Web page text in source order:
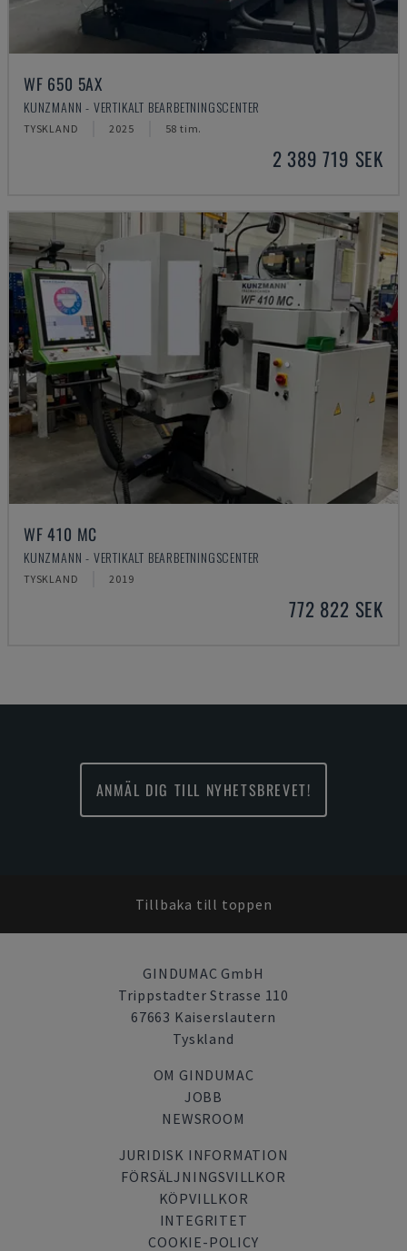
WF 650 5AX
KUNZMANN - VERTIKALT BEARBETNINGSCENTER
TYSKLAND 2025 58 tim.
2 389 719 SEK
WF 410 MC
KUNZMANN - VERTIKALT BEARBETNINGSCENTER
TYSKLAND 2019
772 822 SEK
ANMÄL DIG TILL NYHETSBREVET!
Tillbaka till toppen
GINDUMAC GmbH
Trippstadter Strasse 110
67663 Kaiserslautern
Tyskland
OM GINDUMAC
JOBB
NEWSROOM
JURIDISK INFORMATION
FÖRSÄLJNINGSVILLKOR
KÖPVILLKOR
INTEGRITET
COOKIE-POLICY